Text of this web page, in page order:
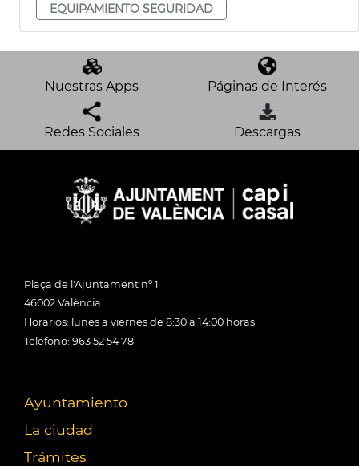
EQUIPAMIENTO SEGURIDAD
Nuestras Apps Páginas de Interés
Redes Sociales Descargas
Plaça de l'Ajuntament nº 1
46002 València
Horarios: lunes a viernes de 8:30 a 14:00 horas
Teléfono: 963 52 54 78
Ayuntamiento
La ciudad
Trámites